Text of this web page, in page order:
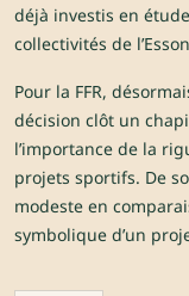
déjà investis en
collectivités de
Pour la FFR,
décision clôt un
l’importance de la
projets sportifs. De
modeste en
symbolique d’un